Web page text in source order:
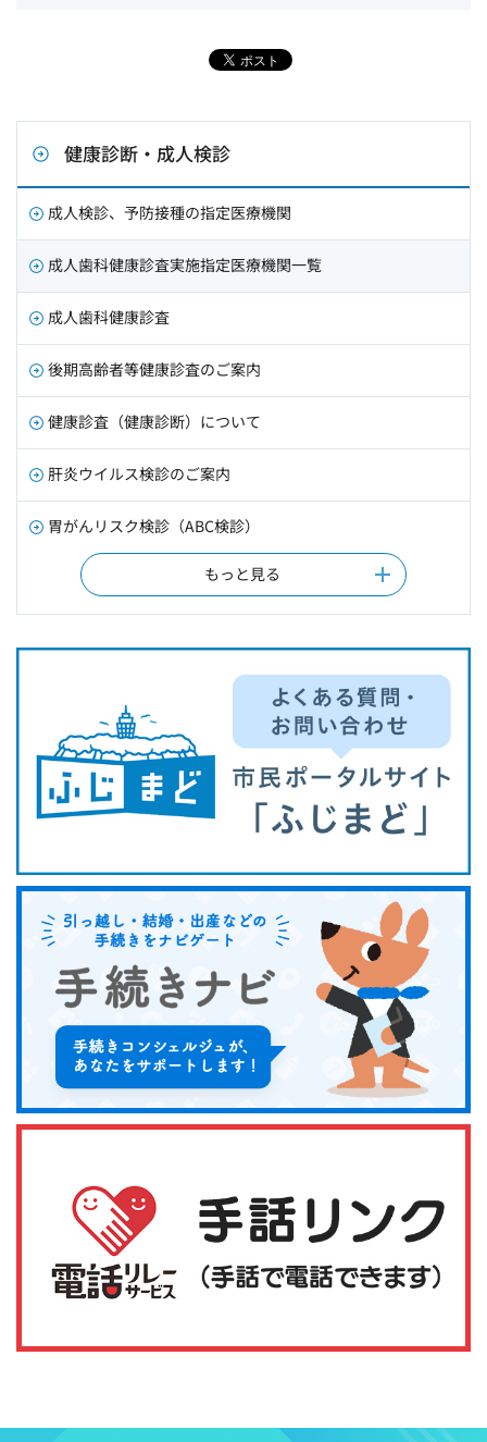
健康診断・成人検診
成人検診、予防接種の指定医療機関
成人歯科健康診査実施指定医療機関一覧
成人歯科健康診査
後期高齢者等健康診査のご案内
健康診査（健康診断）について
肝炎ウイルス検診のご案内
胃がんリスク検診（ABC検診）
もっと見る